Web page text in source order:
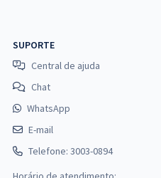
SUPORTE
Central de ajuda
Chat
WhatsApp
E-mail
Telefone: 3003-0894